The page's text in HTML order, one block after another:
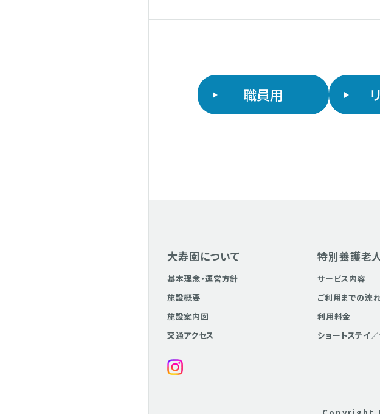
職員用
大寿園について
基本理念・運営方針
施設概要
施設案内図
交通アクセス
特別養護老
サービス内容
ご利用までの流
利用料金
ショートステイ